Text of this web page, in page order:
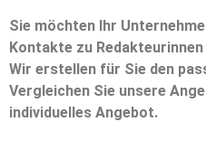
Sie möchten Ihr
Kontakte zu
Wir erstellen für Sie den
Vergleichen Sie unsere
individuelles Angebot.